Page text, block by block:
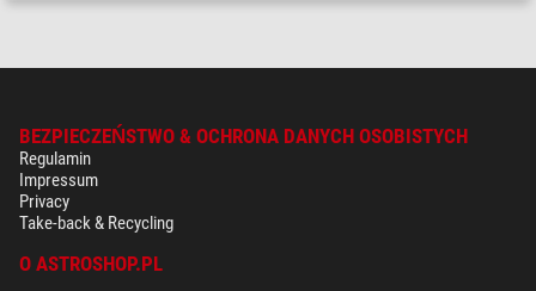
BEZPIECZEŃSTWO & OCHRONA DANYCH OSOBISTYCH
Regulamin
Impressum
Privacy
Take-back & Recycling
O ASTROSHOP.PL